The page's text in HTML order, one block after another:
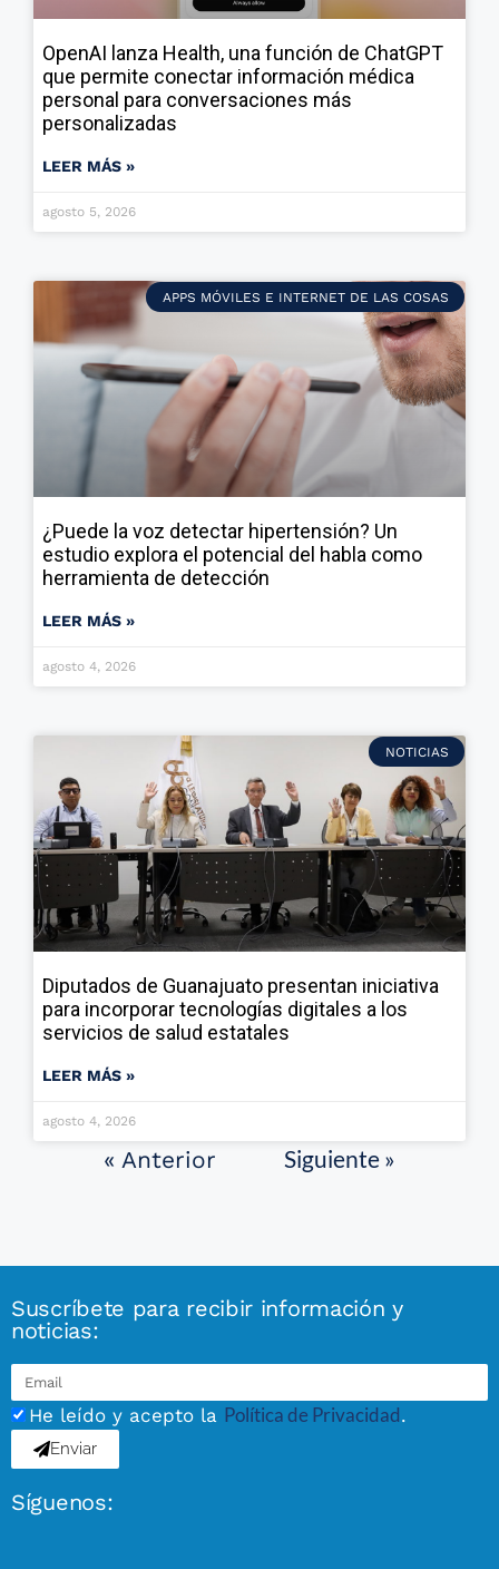
OpenAI lanza Health, una función de ChatGPT
que permite conectar información médica
personal para conversaciones más
personalizadas
LEER MÁS »
agosto 5, 2026
APPS MÓVILES E INTERNET DE LAS COSAS
¿Puede la voz detectar hipertensión? Un
estudio explora el potencial del habla como
herramienta de detección
LEER MÁS »
agosto 4, 2026
NOTICIAS
Diputados de Guanajuato presentan iniciativa
para incorporar tecnologías digitales a los
servicios de salud estatales
LEER MÁS »
agosto 4, 2026
« Anterior Siguiente »
Suscríbete para recibir información y
noticias:
He leído y acepto la Política de Privacidad.
Enviar
Síguenos: